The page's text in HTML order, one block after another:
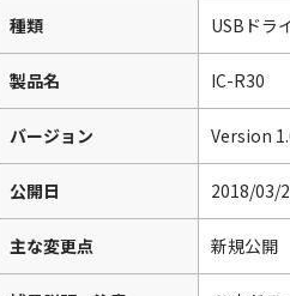
種類 USBドラ
製品名 IC-R30
バージョン Version
公開日 2018/03/
主な変更点 新規公開